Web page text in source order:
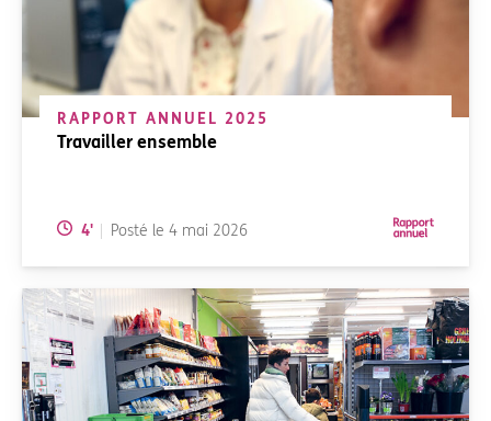
RAPPORT ANNUEL 2025
Travailler ensemble
Temps de lecture:
4' Posté le 4 mai 2026